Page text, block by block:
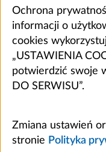
Ochrona
informacji o
cookies
„USTAWIENIA
potwierdzić swoje
DO SERWISU”.
Zmiana ustawień
stronie Polityka